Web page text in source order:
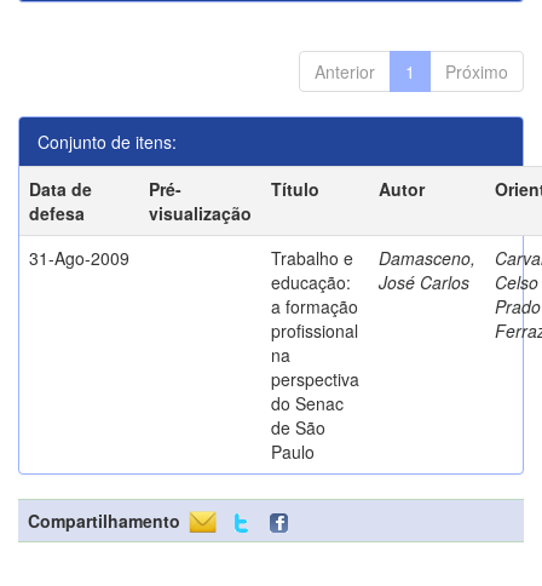
Anterior 1 Próximo
Conjunto de itens:
Data de
defesa
Pré-
visualização
Título Autor
31-Ago-2009
Trabalho e
educação:
a formação
profissional
na
perspectiva
do Senac
de São
Paulo
Damasceno,
José Carlos
Prado
Compartilhamento